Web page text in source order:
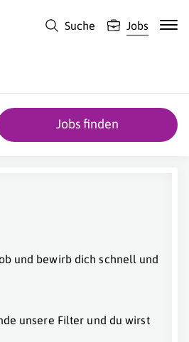
Suche Jobs
Jobs finden
und bewirb dich schnell und
unsere Filter und du wirst